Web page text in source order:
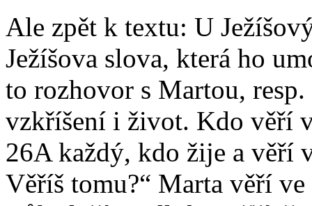
Ale zpět k textu: U
Ježíšova slova, která ho
to rozhovor s Martou,
vzkříšení i život. Kdo věří
26A každý, kdo žije a věří
Věříš tomu?“ Marta věří